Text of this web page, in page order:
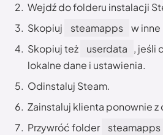
Wejdź do folderu instalacji
Skopiuj
steamapps
w
Skopiuj też
userdata , jeśli
lokalne dane i ustawienia.
Odinstaluj Steam.
Zainstaluj klienta ponownie z
Przywróć folder
steamapps